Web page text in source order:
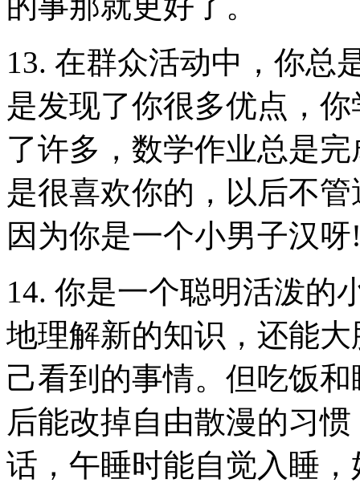
13. 在群众活动中，你总
是发现了你很多优点，
了许多，数学作业总是
是很喜欢你的，以后不
因为你是一个小男子汉呀
14. 你是一个聪明活泼的
地理解新的知识，还能
己看到的事情。但吃饭
后能改掉自由散漫的习
话，午睡时能自觉入睡，